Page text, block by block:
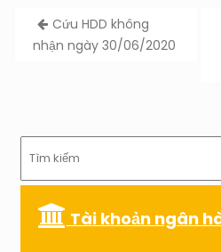
Post
navigation
Cứu HDD không
nhận ngày 30/06/2020
Tài khoản ngân